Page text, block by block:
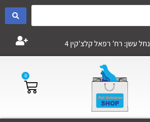
נחל עשן: רח’ רפאל קלצ’קין 4
0